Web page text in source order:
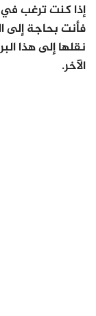
إذا كنت ترغب في
فأنت بحاجة إلى
نقلها إلى هذا
الآخر.